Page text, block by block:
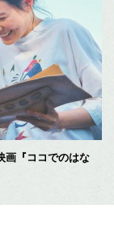
画『ココでのはな